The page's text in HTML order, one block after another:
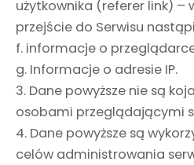
użytkownika (referer link) –
przejście do Serwisu
f. informacje o
g. Informacje o adresie IP.
3. Dane powyższe nie są
osobami przeglądającymi
4. Dane powyższe są
celów administrowania